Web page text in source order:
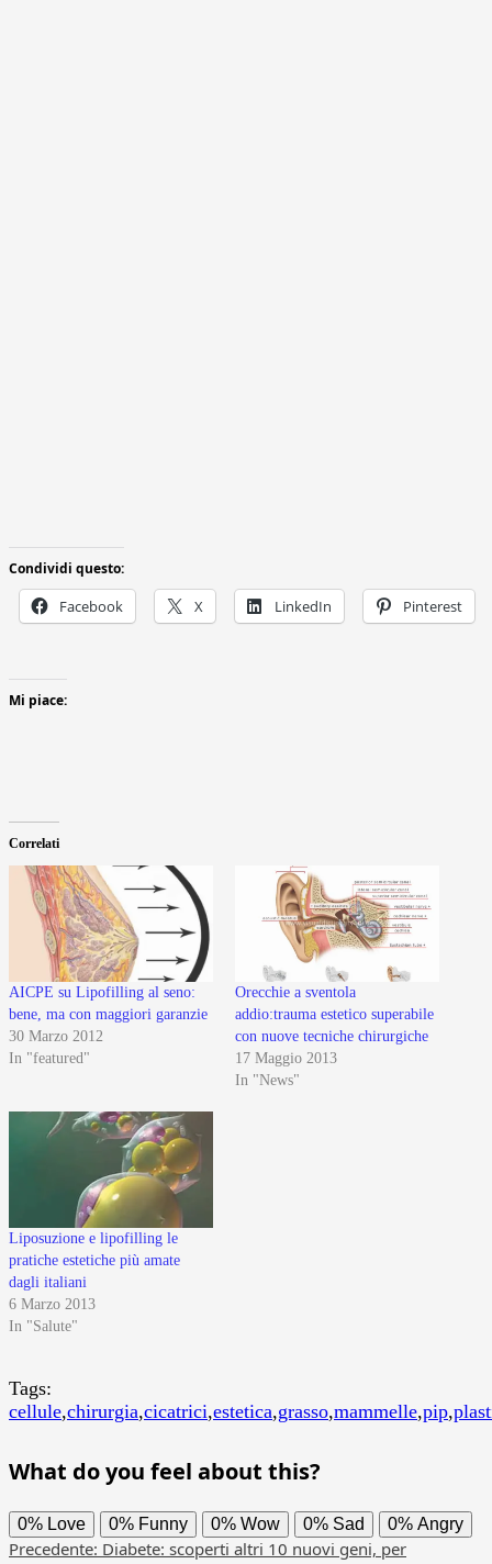
Condividi questo:
Facebook X LinkedIn Pinterest
Mi piace:
Correlati
AICPE su Lipofilling al seno:
bene, ma con maggiori garanzie
30 Marzo 2012
In "featured"
Orecchie a sventola
addio:trauma estetico superabile
con nuove tecniche chirurgiche
17 Maggio 2013
In "News"
Liposuzione e lipofilling le
pratiche estetiche più amate
dagli italiani
6 Marzo 2013
In "Salute"
Tags:
cellule,chirurgia,cicatrici,estetica,grasso,mammelle,pip,
What do you feel about this?
0% Love 0% Funny 0% Wow 0% Sad 0% Angry
Precedente: Diabete: scoperti altri 10 nuovi geni, per